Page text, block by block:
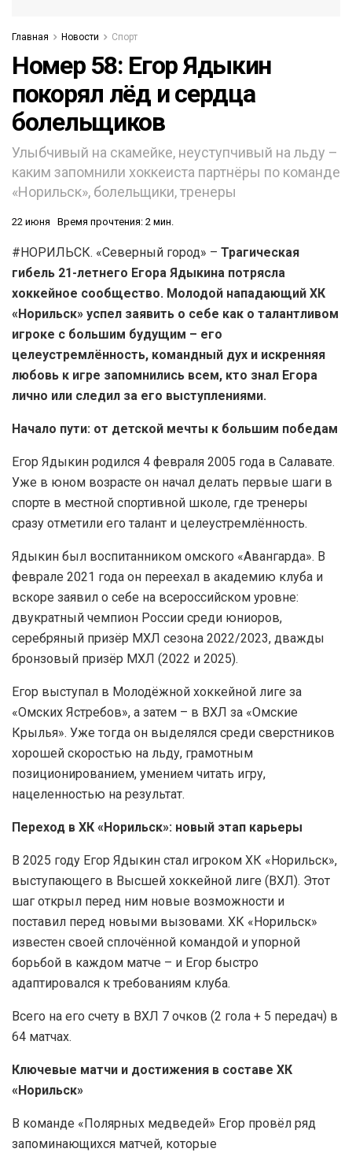
Главная Новости Спорт
Номер 58: Егор Ядыкин
покорял лёд и сердца
болельщиков
Улыбчивый на скамейке, неуступчивый на льду –
каким запомнили хоккеиста партнёры по команде
«Норильск», болельщики, тренеры
22 июня Время прочтения: 2 мин.
#НОРИЛЬСК. «Северный город» – Трагическая
гибель 21-летнего Егора Ядыкина потрясла
хоккейное сообщество. Молодой нападающий ХК
«Норильск» успел заявить о себе как о талантливом
игроке с большим будущим – его
целеустремлённость, командный дух и искренняя
любовь к игре запомнились всем, кто знал Егора
лично или следил за его выступлениями.
Начало пути: от детской мечты к большим победам
Егор Ядыкин родился 4 февраля 2005 года в Салавате.
Уже в юном возрасте он начал делать первые шаги в
спорте в местной спортивной школе, где тренеры
сразу отметили его талант и целеустремлённость.
Ядыкин был воспитанником омского «Авангарда». В
феврале 2021 года он переехал в академию клуба и
вскоре заявил о себе на всероссийском уровне:
двукратный чемпион России среди юниоров,
серебряный призёр МХЛ сезона 2022/2023, дважды
бронзовый призёр МХЛ (2022 и 2025).
Егор выступал в Молодёжной хоккейной лиге за
«Омских Ястребов», а затем – в ВХЛ за «Омские
Крылья». Уже тогда он выделялся среди сверстников
хорошей скоростью на льду, грамотным
позиционированием, умением читать игру,
нацеленностью на результат.
Переход в ХК «Норильск»: новый этап карьеры
В 2025 году Егор Ядыкин стал игроком ХК «Норильск»,
выступающего в Высшей хоккейной лиге (ВХЛ). Этот
шаг открыл перед ним новые возможности и
поставил перед новыми вызовами. ХК «Норильск»
известен своей сплочённой командой и упорной
борьбой в каждом матче – и Егор быстро
адаптировался к требованиям клуба.
Всего на его счету в ВХЛ 7 очков (2 гола + 5 передач) в
64 матчах.
Ключевые матчи и достижения в составе ХК
«Норильск»
В команде «Полярных медведей» Егор провёл ряд
запоминающихся матчей, которые